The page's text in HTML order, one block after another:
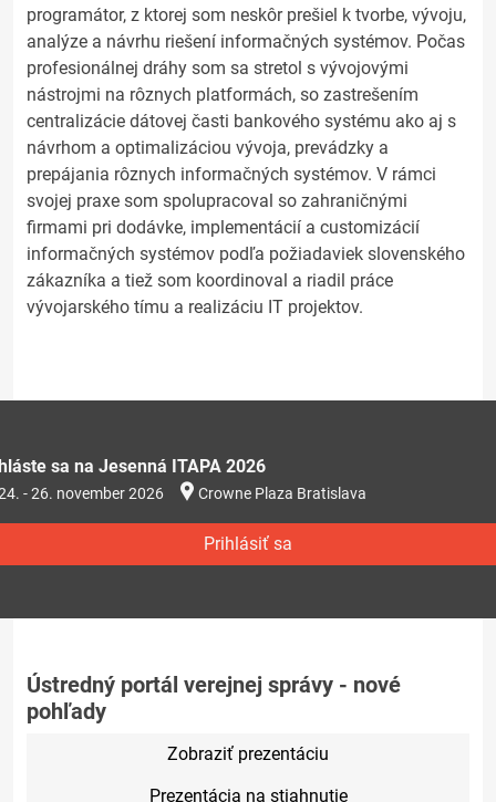
programátor, z ktorej som neskôr prešiel k tvorbe, vývoju,
analýze a návrhu riešení informačných systémov. Počas
profesionálnej dráhy som sa stretol s vývojovými
nástrojmi na rôznych platformách, so zastrešením
centralizácie dátovej časti bankového systému ako aj s
návrhom a optimalizáciou vývoja, prevádzky a
prepájania rôznych informačných systémov. V rámci
svojej praxe som spolupracoval so zahraničnými
firmami pri dodávke, implementácií a customizácií
informačných systémov podľa požiadaviek slovenského
zákazníka a tiež som koordinoval a riadil práce
vývojarského tímu a realizáciu IT projektov.
sa na Jesenná ITAPA 2026
- 26. november 2026 Crowne Plaza Bratislava
Prihlásiť sa
Ústredný portál verejnej správy - nové
pohľady
Zobraziť prezentáciu
Prezentácia na stiahnutie